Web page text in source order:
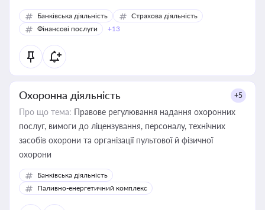
Банківська діяльність
Страхова діяльність
Фінансові послуги
+13
Охоронна діяльність +5
Про що тема: Правове регулювання надання охоронних
послуг, вимоги до ліцензування, персоналу, технічних
засобів охорони та організації пультової й фізичної
охорони
Банківська діяльність
Паливно-енергетичний комплекс